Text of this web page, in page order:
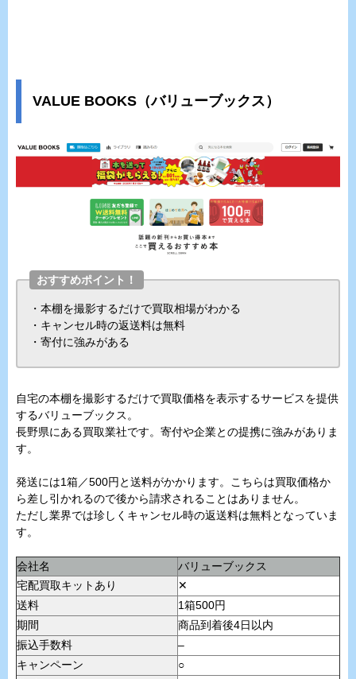
VALUE BOOKS（バリューブックス）
おすすめポイント！
・本棚を撮影するだけで買取相場がわかる
・キャンセル時の返送料は無料
・寄付に強みがある
自宅の本棚を撮影するだけで買取価格を表示するサービスを提供
するバリューブックス。
長野県にある買取業社です。寄付や企業との提携に強みがありま
す。
発送には1箱／500円と送料がかかります。こちらは買取価格か
ら差し引かれるので後から請求されることはありません。
ただし業界では珍しくキャンセル時の返送料は無料となっていま
す。
会社名
バリューブックス
宅配買取キットあり
✕
送料
1箱500円
期間
商品到着後4日以内
振込手数料
–
キャンペーン
○